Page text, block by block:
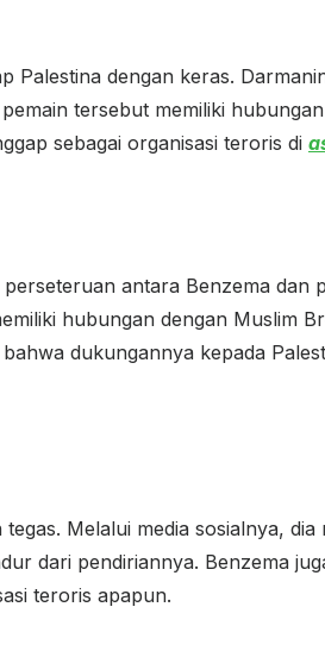
Palestina dengan keras.
tersebut memiliki
sebagai organisasi teroris di
antara Benzema dan
hubungan dengan Muslim
dukungannya kepada
Melalui media sosialnya,
dari pendiriannya. Benzema
teroris apapun.